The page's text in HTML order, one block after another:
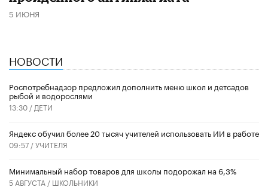
5 ИЮНЯ
НОВОСТИ
Роспотребнадзор предложил дополнить меню школ и детсадов
рыбой и водорослями
13:30 / ДЕТИ
​Яндекс обучил более 20 тысяч учителей использовать ИИ в работе
09:57 /УЧИТЕЛЯ
Минимальный набор товаров для школы подорожал на 6,3%
5 АВГУСТА / ШКОЛЬНИКИ